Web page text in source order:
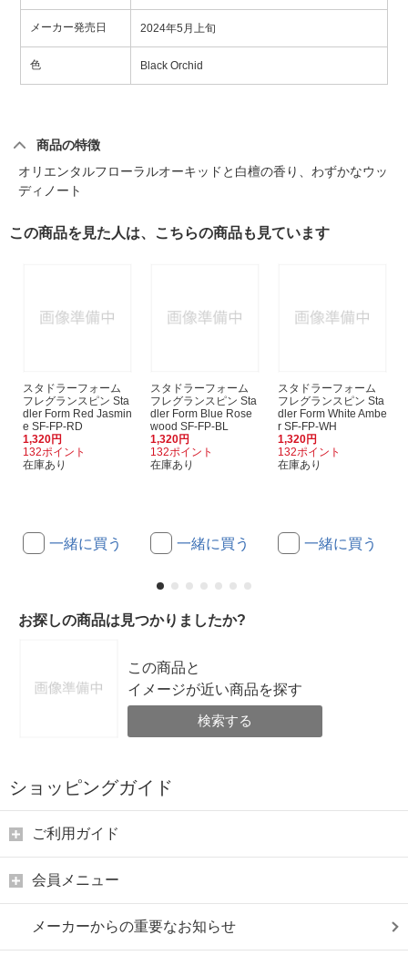
メーカー発売日 2024年5月上旬
色 Black Orchid
商品の特徴
オリエンタルフローラルオーキッドと白檀の香り、わずかなウッ
ディノート
この商品を見た人は、こちらの商品も見ています
スタドラーフォーム
フレグランスピン Sta
dler Form Red Jasmin
e SF-FP-RD
1,320円
132ポイント
在庫あり
一緒に買う
スタドラーフォーム
フレグランスピン Sta
dler Form Blue Rose
wood SF-FP-BL
1,320円
132ポイント
在庫あり
一緒に買う
スタドラーフォーム
フレグランスピン Sta
dler Form White Ambe
r SF-FP-WH
1,320円
132ポイント
在庫あり
一緒に買う
お探しの商品は見つかりましたか?
この商品と
イメージが近い商品を探す
検索する
ショッピングガイド
ご利用ガイド
会員メニュー
メーカーからの重要なお知らせ